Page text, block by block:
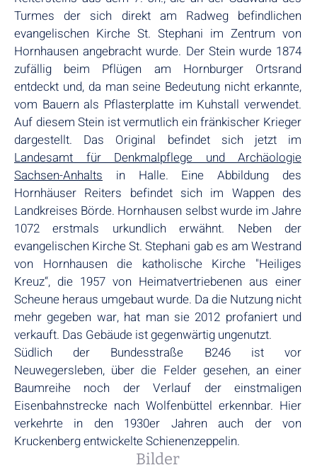
Turmes der sich direkt am Radweg befindlichen
evangelischen Kirche St. Stephani im Zentrum von
Hornhausen angebracht wurde. Der Stein wurde 1874
zufällig beim Pflügen am Hornburger Ortsrand
entdeckt und, da man seine Bedeutung nicht erkannte,
vom Bauern als Pflasterplatte im Kuhstall verwendet.
Auf diesem Stein ist vermutlich ein fränkischer Krieger
dargestellt. Das Original befindet sich jetzt im
Landesamt für Denkmalpflege und Archäologie
Sachsen-Anhalts in Halle. Eine Abbildung des
Hornhäuser Reiters befindet sich im Wappen des
Landkreises Börde. Hornhausen selbst wurde im Jahre
1072 erstmals urkundlich erwähnt. Neben der
evangelischen Kirche St. Stephani gab es am Westrand
von Hornhausen die katholische Kirche "Heiliges
Kreuz“, die 1957 von Heimatvertriebenen aus einer
Scheune heraus umgebaut wurde. Da die Nutzung nicht
mehr gegeben war, hat man sie 2012 profaniert und
verkauft. Das Gebäude ist gegenwärtig ungenutzt.
Südlich der Bundesstraße B246 ist vor
Neuwegersleben, über die Felder gesehen, an einer
Baumreihe noch der Verlauf der einstmaligen
Eisenbahnstrecke nach Wolfenbüttel erkennbar. Hier
verkehrte in den 1930er Jahren auch der von
Kruckenberg entwickelte Schienenzeppelin.
Bilder